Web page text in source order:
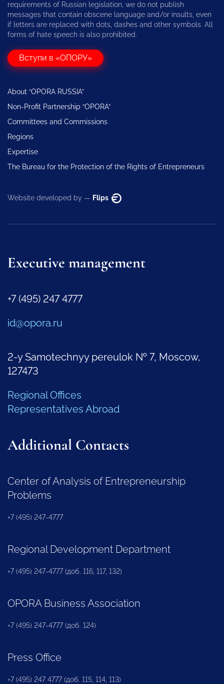
requirements of Russian legislation, we do not publish
messages that contain obscene language and/or insults, even
if letters are replaced with dots, dashes and other symbols. All
forms of hate speech is also prohibited.
Вступи в «ОПОРУ»
About “OPORA RUSSIA”
Non-Profit Partnership “OPORA”
Committees and Commissions
Regions
Expertise
The Bureau for the Protection of the Rights of Entrepreneurs
Website developed by — Flips
Executive management
+7 (495) 247 4777
id@opora.ru
2-y Samotechnyy pereulok № 7, Moscow,
127473
Regional Offices
Representatives Abroad
Additional Contacts
Center of Analysis of Entrepreneurship
Problems
+7 (495) 247-4777
Regional Development Department
+7 (495) 247-4777 (доб. 116, 117, 132)
OPORA Business Association
+7 (495) 247-4777 (доб. 124)
Press Office
+7 (495) 247 4777 (доб. 115, 114, 113)